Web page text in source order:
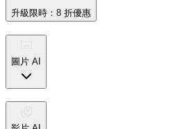
升級 限時：8 折優惠
圖片 AI